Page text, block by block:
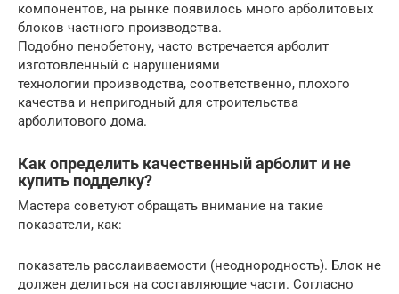
компонентов, на рынке появилось много арболитовых
блоков частного производства.
Подобно пенобетону, часто встречается арболит
изготовленный с нарушениями
технологии производства, соответственно, плохого
качества и непригодный для строительства
арболитового дома.
Как определить качественный арболит и не
купить подделку?
Мастера советуют обращать внимание на такие
показатели, как:
показатель расслаиваемости (неоднородность). Блок не
должен делиться на составляющие части. Согласно